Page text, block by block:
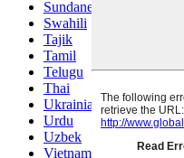
Sundanese
Swahili
Tajik
Tamil
Telugu
Thai
Ukrainian
Urdu
Uzbek
Vietnamese